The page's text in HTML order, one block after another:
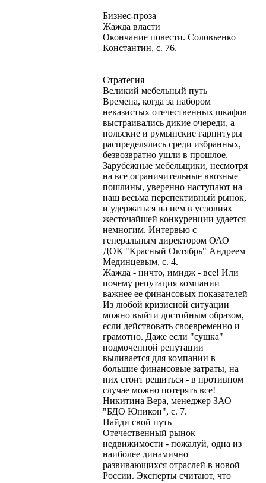
Бизнес-проза
Жажда власти
Окончание повести. Соловьенко
Константин, с. 76.
Стратегия
Великий мебельный путь
Времена, когда за набором
неказистых отечественных шкафов
выстраивались дикие очереди, а
польские и румынские гарнитуры
распределялись среди избранных,
безвозвратно ушли в прошлое.
Зарубежные мебельщики, несмотря
на все ограничительные ввозные
пошлины, уверенно наступают на
наш весьма перспективный рынок,
и удержаться на нем в условиях
жесточайшей конкуренции удается
немногим. Интервью с
генеральным директором ОАО
ДОК "Красный Октябрь" Андреем
Мединцевым, с. 4.
Жажда - ничто, имидж - все! Или
почему репутация компании
важнее ее финансовых показателей
Из любой кризисной ситуации
можно выйти достойным образом,
если действовать своевременно и
грамотно. Даже если "сушка"
подмоченной репутации
выливается для компании в
большие финансовые затраты, на
них стоит решиться - в противном
случае можно потерять все!
Никитина Вера, менеджер ЗАО
"БДО Юникон", с. 7.
Найди свой путь
Отечественный рынок
недвижимости - пожалуй, одна из
наиболее динамично
развивающихся отраслей в новой
России. Эксперты считают, что